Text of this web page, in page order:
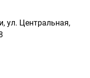
ул. Центральная,